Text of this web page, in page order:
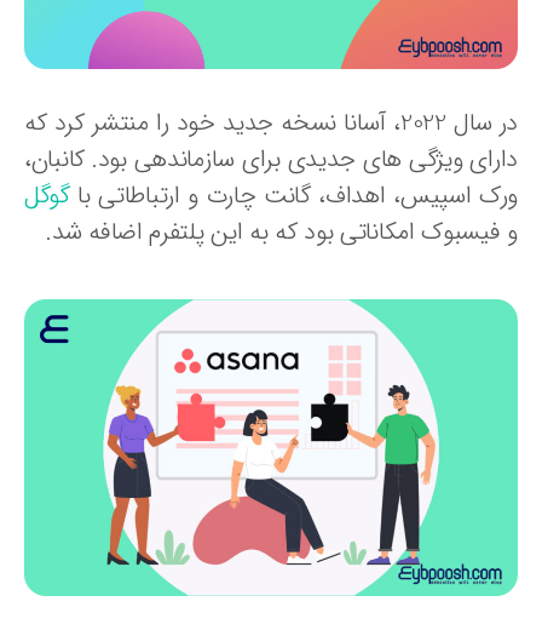
در سال 2022، آسانا نسخه جدید خود را منتشر کرد که
ویژگی های جدیدی برای سازماندهی بود. کانبان،
اسپیس، اهداف، گانت چارت و ارتباطاتی باگوگل
فیسبوک امکاناتی بود که به این پلتفرم اضافه شد.